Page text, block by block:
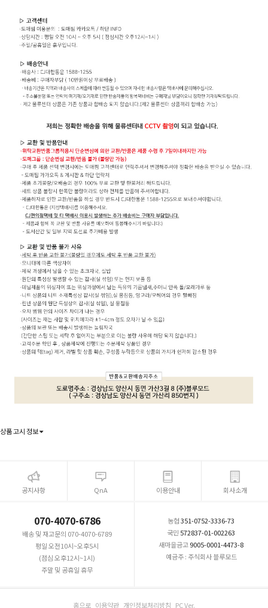
상품 고시 정보
공지사항 QnA 이용안내 회사소개
070-4070-6786
배송 및 재고문의 070-4070-6789
평일 오전10시~오후5시
(점심 오후12시~1시)
주말 및 공휴일 휴무
농협351-0752-3336-73
국민 572837-01-002263
새마을금고9005-0001-4473-8
예금주 : 주식회사 블루모드
홈으로 이용약관 개인정보처리방침 PC Ver.